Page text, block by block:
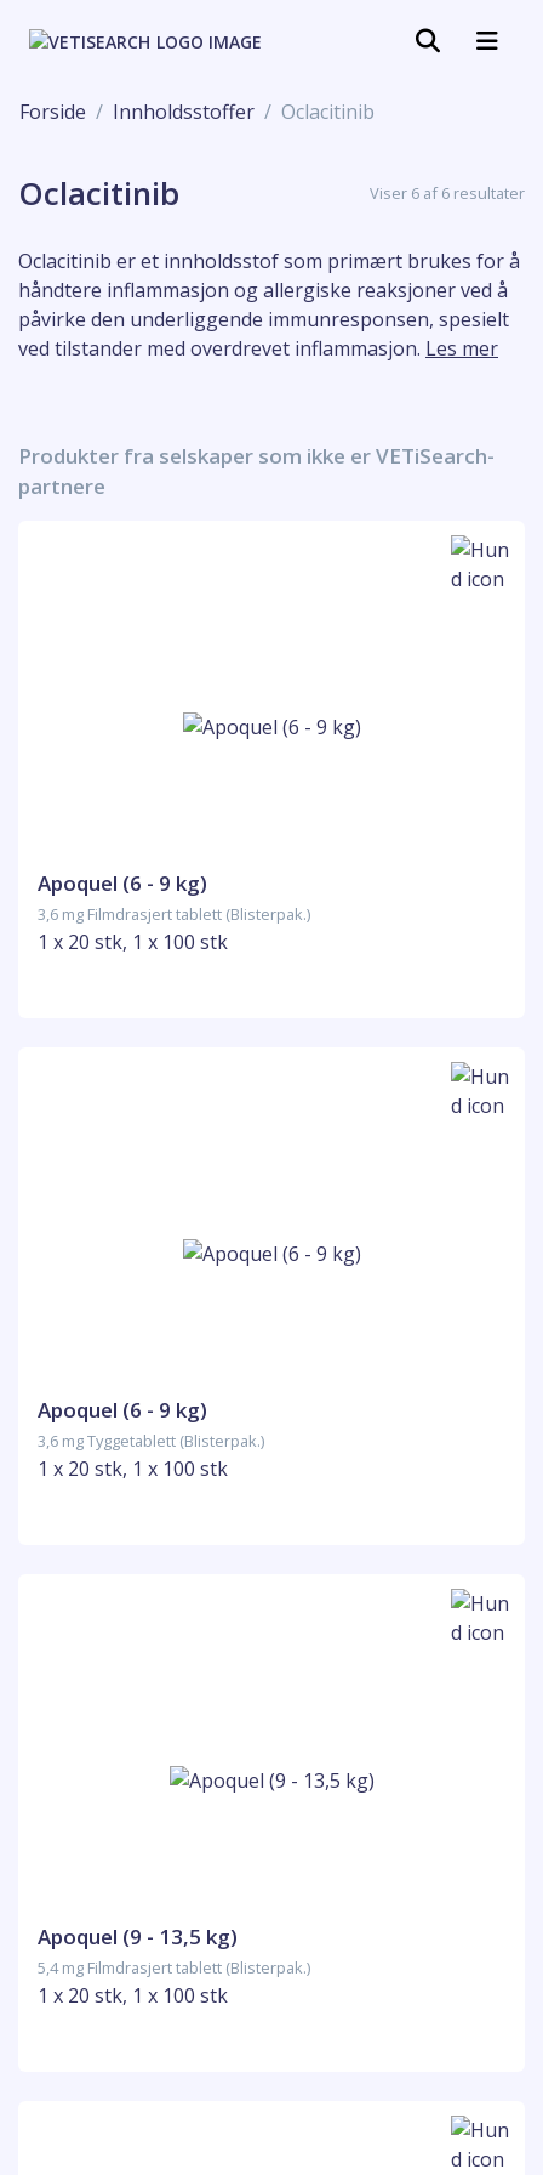
Forside Innholdsstoffer Oclacitinib
Oclacitinib Viser 6 af 6 resultater
Oclacitinib er et innholdsstof som primært brukes for å
håndtere inflammasjon og allergiske reaksjoner ved å
påvirke den underliggende immunresponsen, spesielt
ved tilstander med overdrevet inflammasjon. Les mer
Produkter fra selskaper som ikke er VETiSearch-
partnere
Apoquel (6 - 9 kg)
3,6 mg Filmdrasjert tablett (Blisterpak.)
1 x 20 stk, 1 x 100 stk
Apoquel (6 - 9 kg)
3,6 mg Tyggetablett (Blisterpak.)
1 x 20 stk, 1 x 100 stk
Apoquel (9 - 13,5 kg)
5,4 mg Filmdrasjert tablett (Blisterpak.)
1 x 20 stk, 1 x 100 stk